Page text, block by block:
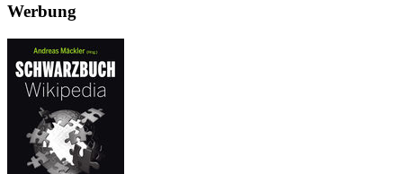
Werbung